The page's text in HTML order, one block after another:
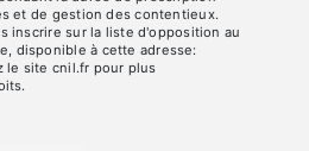
et de gestion des contentieux.
inscrire sur la liste d'opposition au
disponible à cette adresse:
le site cnil.fr pour plus